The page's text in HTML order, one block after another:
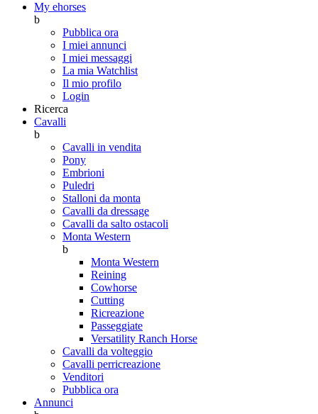
My ehorses
b
Pubblica ora
I miei annunci
I miei messaggi
La mia Watchlist
Il mio profilo
Login
Ricerca
Cavalli
b
Cavalli in vendita
Pony
Embrioni
Puledri
Stalloni da monta
Cavalli da dressage
Cavalli da salto ostacoli
Monta Western
b
Monta Western
Reining
Cowhorse
Cutting
Ricreazione
Passeggiate
Versatility Ranch Horse
Cavalli da volteggio
Cavalli perricreazione
Venditori
Pubblica ora
Annunci